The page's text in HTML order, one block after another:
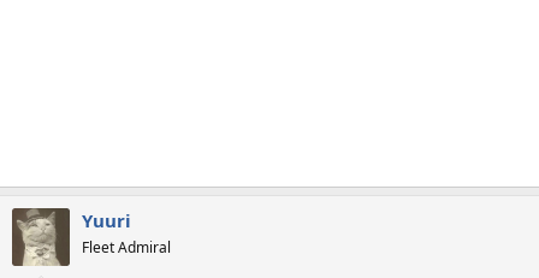
Yuuri
Fleet Admiral